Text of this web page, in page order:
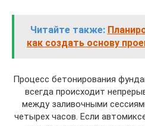
Читайте также:
как создать основу
Процесс бетонирования
всегда происходит
между заливочными
четырех часов. Если